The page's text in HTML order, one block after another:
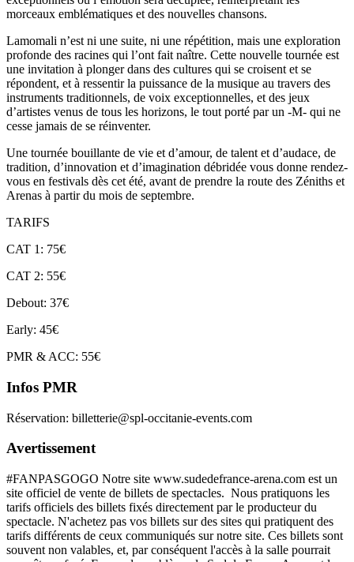
morceaux emblématiques et des nouvelles chansons.
Lamomali n’est ni une suite, ni une répétition, mais une exploration
profonde des racines qui l’ont fait naître. Cette nouvelle tournée est
une invitation à plonger dans des cultures qui se croisent et se
répondent, et à ressentir la puissance de la musique au travers des
instruments traditionnels, de voix exceptionnelles, et des jeux
d’artistes venus de tous les horizons, le tout porté par un -M- qui ne
cesse jamais de se réinventer.
Une tournée bouillante de vie et d’amour, de talent et d’audace, de
tradition, d’innovation et d’imagination débridée vous donne rendez-
vous en festivals dès cet été, avant de prendre la route des Zéniths et
Arenas à partir du mois de septembre.
TARIFS
CAT 1: 75€
CAT 2: 55€
Debout: 37€
Early: 45€
PMR & ACC: 55€
Infos PMR
Réservation: billetterie@spl-occitanie-events.com
Avertissement
#FANPASGOGO Notre site www.sudedefrance-arena.com est un
site officiel de vente de billets de spectacles. Nous pratiquons les
tarifs officiels des billets fixés directement par le producteur du
spectacle. N'achetez pas vos billets sur des sites qui pratiquent des
tarifs différents de ceux communiqués sur notre site. Ces billets sont
souvent non valables, et, par conséquent l'accès à la salle pourrait